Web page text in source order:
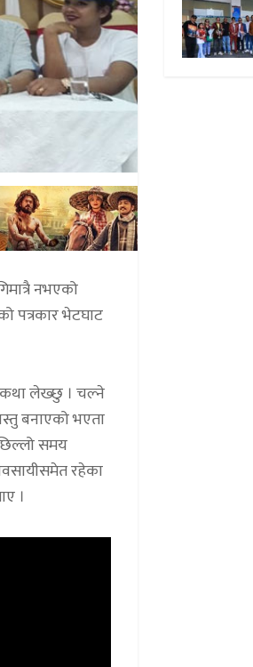
नभएको
पत्रकार भेटघाट
कथा लेख्छु । चल्ने
बनाएको भएता
समय
रहेका
।